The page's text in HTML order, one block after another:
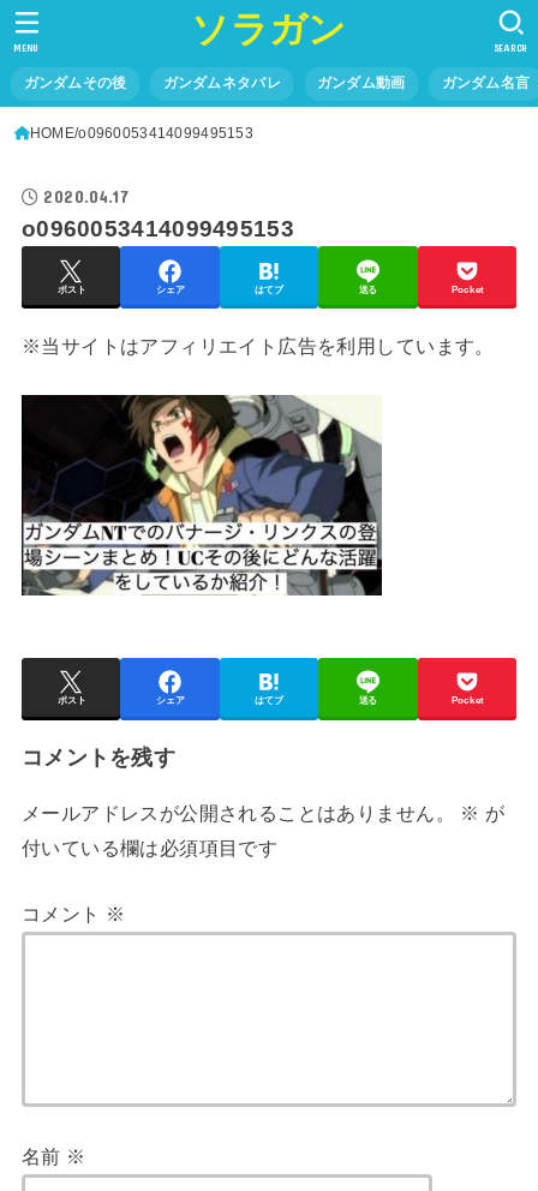
ソラガン
ガンダムその後 ガンダムネタバレ ガンダム動画 ガンダム名言
SEARCH
MENU
HOME o0960053414099495153
2020.04.17
o0960053414099495153
ポスト シェア はてブ 送る Pocket
※当サイトはアフィリエイト広告を利用しています。
ポスト シェア はてブ 送る Pocket
コメントを残す
メールアドレスが公開されることはありません。 ※ が
付いている欄は必須項目です
コメント ※
名前 ※